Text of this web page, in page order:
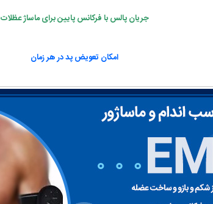
جریان پالس با فرکانس پایین برای ماساژ عظلات
امکان تعویض پد در هر زمان